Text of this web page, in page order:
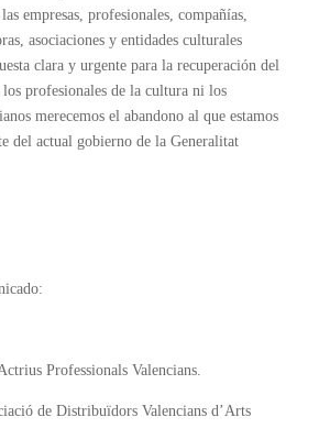
empresas, profesionales, compañías,
asociaciones y entidades culturales
clara y urgente para la recuperación del
profesionales de la cultura ni los
merecemos el abandono al que estamos
del actual gobierno de la Generalitat
Professionals Valencians.
de Distribuïdors Valencians d’Arts